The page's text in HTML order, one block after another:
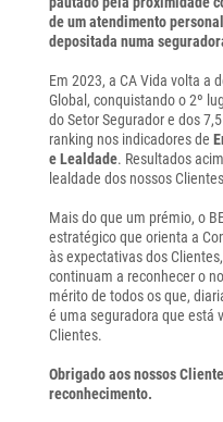
de um atendimento
depositada numa
Em 2023, a CA Vida volta a
Global, conquistando o 2º
do Setor Segurador e dos
ranking nos indicadores de
e Lealdade. Resultados
lealdade dos nossos
Mais do que um prémio, o
estratégico que orienta a
às expectativas dos
continuam a reconhecer o
mérito de todos os que,
é uma seguradora que está
Clientes.
Obrigado aos nossos
reconhecimento.